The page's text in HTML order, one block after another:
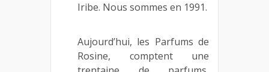
Iribe. Nous sommes en 1991.
Aujourd’hui, les Parfums de
Rosine, comptent une